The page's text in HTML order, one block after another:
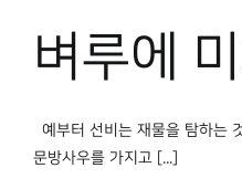
박물관 홈페이지
벼루에
예부터 선비는 재물을 탐하는
문방사우를 가지고 [...]